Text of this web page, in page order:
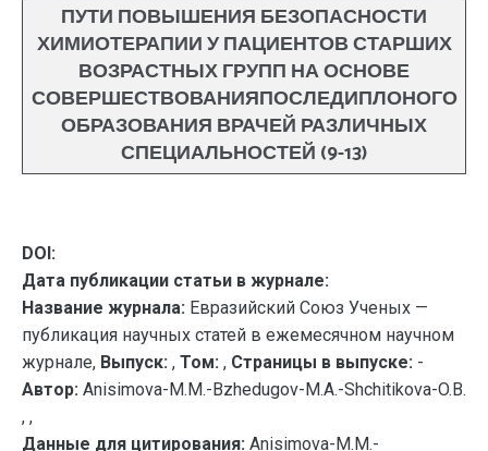
ПУТИ ПОВЫШЕНИЯ БЕЗОПАСНОСТИ
ХИМИОТЕРАПИИ У ПАЦИЕНТОВ СТАРШИХ
ВОЗРАСТНЫХ ГРУПП НА ОСНОВЕ
СОВЕРШЕСТВОВАНИЯПОСЛЕДИПЛОНОГО
ОБРАЗОВАНИЯ ВРАЧЕЙ РАЗЛИЧНЫХ
СПЕЦИАЛЬНОСТЕЙ (9-13)
DOI:
Дата публикации статьи в журнале:
Название журнала: Евразийский Союз Ученых —
публикация научных статей в ежемесячном научном
журнале, Выпуск: , Том: , Страницы в выпуске: -
Автор: Anisimova-M.M.-Bzhedugov-M.A.-Shchitikova-O.B.
, ,
Данные для цитирования: Anisimova-M.M.-